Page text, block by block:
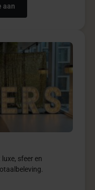
aan
sfeer en